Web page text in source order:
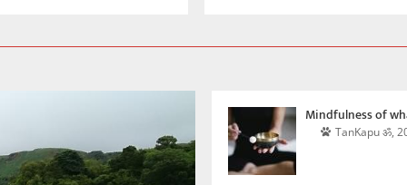
Mindfulness of
TanKapu ॐ,